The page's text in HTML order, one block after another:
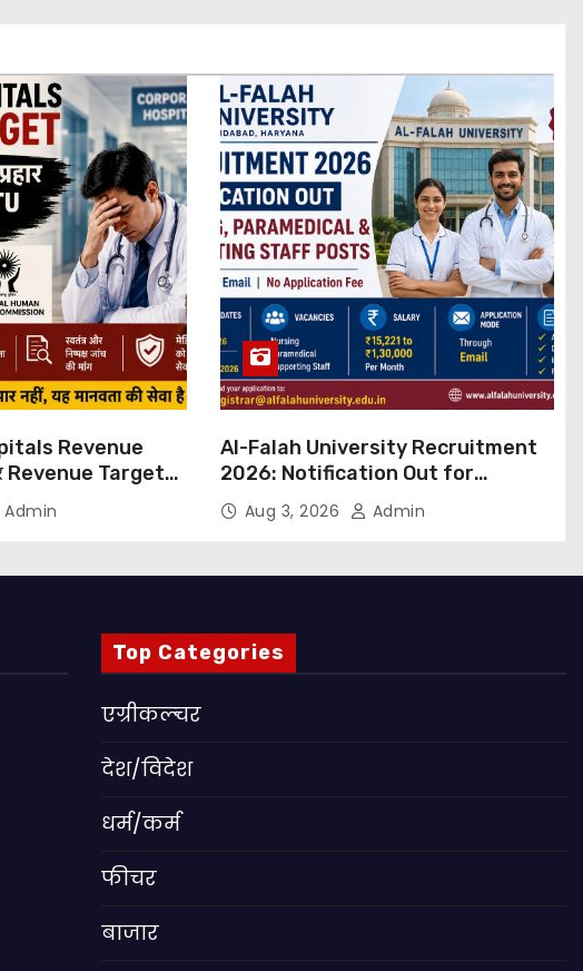
Revenue
Revenue Targets
India का बड़ा कदम,
जांच की मांग
Admin
Al-Falah University Recruitment
2026: Notification Out for
Nursing, Paramedical &
Supporting Staff Posts, Apply
Aug 3, 2026 Admin
Top Categories
एग्रीकल्चर
देश/विदेश
धर्म/कर्म
फीचर
बाजार